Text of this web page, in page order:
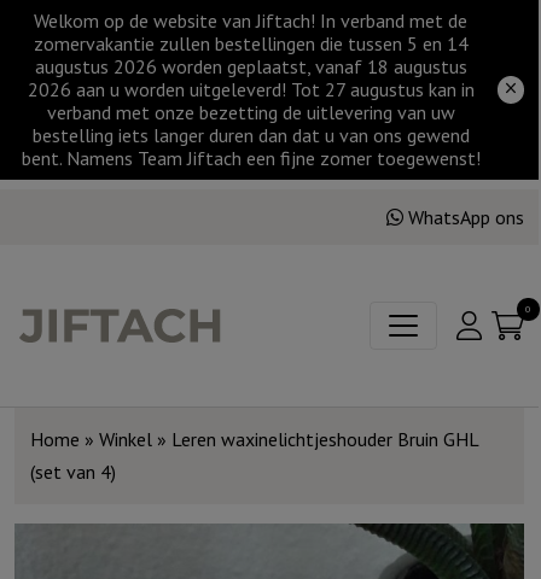
Welkom op de website van Jiftach! In verband met de
zomervakantie zullen bestellingen die tussen 5 en 14
augustus 2026 worden geplaatst, vanaf 18 augustus
2026 aan u worden uitgeleverd! Tot 27 augustus kan in
verband met onze bezetting de uitlevering van uw
bestelling iets langer duren dan dat u van ons gewend
bent. Namens Team Jiftach een fijne zomer toegewenst!
WhatsApp ons
0
Home » Winkel » Leren waxinelichtjeshouder Bruin GHL
(set van 4)